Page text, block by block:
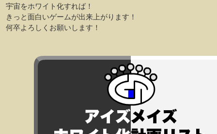
宇宙をホワイト化すれば！
きっと面白いゲームが出来上がります！
何卒よろしくお願いします！